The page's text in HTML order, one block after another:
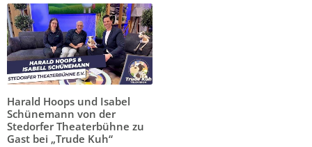
Harald Hoops und Isabel
Schünemann von der
Stedorfer Theaterbühne zu
Gast bei „Trude Kuh“